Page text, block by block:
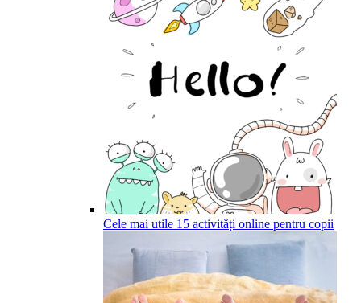
Cele mai utile 15 activități online pentru copii